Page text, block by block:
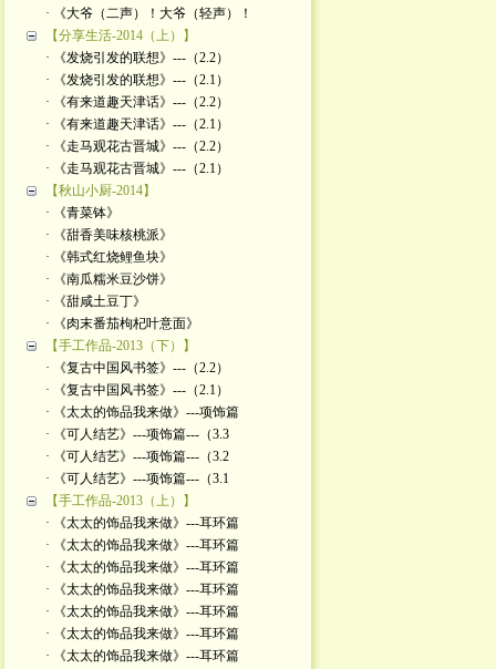
· 《大爷（二声）！大爷（轻声）！
【分享生活-2014（上）】
· 《发烧引发的联想》---（2.2）
· 《发烧引发的联想》---（2.1）
· 《有来道趣天津话》---（2.2）
· 《有来道趣天津话》---（2.1）
· 《走马观花古晋城》---（2.2）
· 《走马观花古晋城》---（2.1）
【秋山小厨-2014】
· 《青菜钵》
· 《甜香美味核桃派》
· 《韩式红烧鲤鱼块》
· 《南瓜糯米豆沙饼》
· 《甜咸土豆丁》
· 《肉末番茄枸杞叶意面》
【手工作品-2013（下）】
· 《复古中国风书签》---（2.2）
· 《复古中国风书签》---（2.1）
· 《太太的饰品我来做》---项饰篇
· 《可人结艺》---项饰篇---（3.3
· 《可人结艺》---项饰篇---（3.2
· 《可人结艺》---项饰篇---（3.1
【手工作品-2013（上）】
· 《太太的饰品我来做》---耳环篇
· 《太太的饰品我来做》---耳环篇
· 《太太的饰品我来做》---耳环篇
· 《太太的饰品我来做》---耳环篇
· 《太太的饰品我来做》---耳环篇
· 《太太的饰品我来做》---耳环篇
· 《太太的饰品我来做》---耳环篇